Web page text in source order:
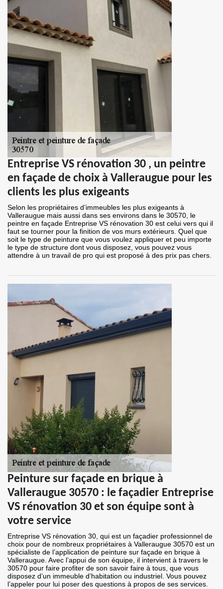
Entreprise VS rénovation 30 , un peintre
en façade de choix à Valleraugue pour les
clients les plus exigeants
Selon les propriétaires d’immeubles les plus exigeants à
Valleraugue mais aussi dans ses environs dans le 30570, le
peintre en façade Entreprise VS rénovation 30 est celui vers qui il
faut se tourner pour la finition de vos murs extérieurs. Quel que
soit le type de peinture que vous voulez appliquer et peu importe
le type de structure dont vous disposez, vous pouvez vous
attendre à un travail de pro qui est proposé à des prix pas chers.
Peinture sur façade en brique à
Valleraugue 30570 : le façadier Entreprise
VS rénovation 30 et son équipe sont à
votre service
Entreprise VS rénovation 30, qui est un façadier professionnel de
choix pour de nombreux propriétaires à Valleraugue 30570 est un
spécialiste de l’application de peinture sur façade en brique à
Valleraugue. Avec l’appui de son équipe, il intervient à travers le
30570 pour faire profiter de son savoir faire à tous, que vous
disposez d’un immeuble d’habitation ou industriel. Vous pouvez
l’appeler pour lui poser des questions à propos de ses services.